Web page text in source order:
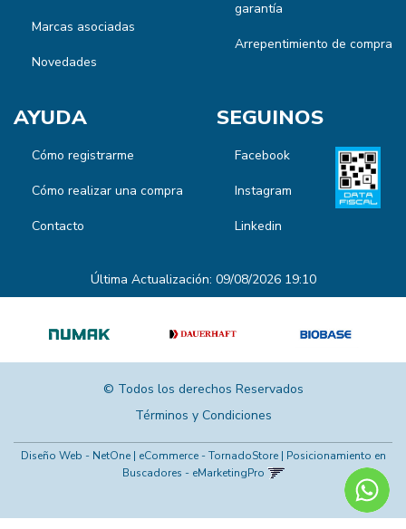
Marcas asociadas
Novedades
garantía
Arrepentimiento de compra
AYUDA
Cómo registrarme
Cómo realizar una compra
Contacto
SEGUINOS
Facebook
Instagram
Linkedin
Última Actualización: 09/08/2026 19:10
© Todos los derechos Reservados
Términos y Condiciones
Diseño Web - NetOne| eCommerce - TornadoStore| Posicionamiento en
Buscadores - eMarketingPro